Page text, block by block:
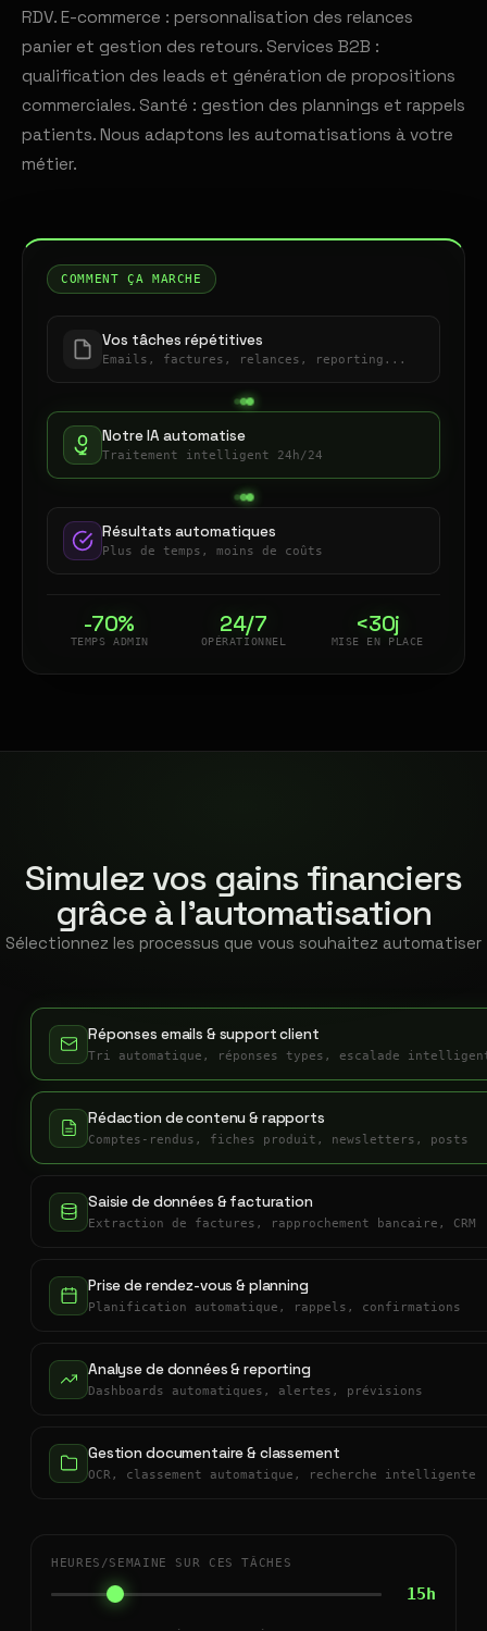
RDV. E-commerce : personnalisation des relances
panier et gestion des retours. Services B2B :
qualification des leads et génération de propositions
commerciales. Santé : gestion des plannings et rappels
patients. Nous adaptons les automatisations à votre
métier.
COMMENT ÇA MARCHE
Vos tâches répétitives
Emails, factures, relances, reporting...
Notre IA automatise
Traitement intelligent 24h/24
Résultats automatiques
Plus de temps, moins de coûts
-70%
TEMPS ADMIN
24/7
OPÉRATIONNEL
<30j
MISE EN PLACE
Simulez vos gains financiers
grâce à l'automatisation
Sélectionnez les processus que vous souhaitez automatiser
Réponses emails & support client
Tri automatique, réponses types, escalade
Rédaction de contenu & rapports
Comptes-rendus, fiches produit, newsletters, posts
Saisie de données & facturation
Extraction de factures, rapprochement bancaire, CRM
Prise de rendez-vous & planning
Planification automatique, rappels, confirmations
Analyse de données & reporting
Dashboards automatiques, alertes, prévisions
Gestion documentaire & classement
OCR, classement automatique, recherche intelligente
HEURES/SEMAINE SUR CES TÂCHES
15h